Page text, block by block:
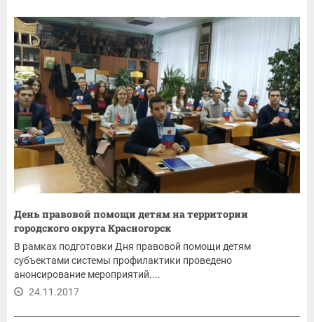
День правовой помощи детям на территории
городского округа Красногорск
В рамках подготовки Дня правовой помощи детям
субъектами системы профилактики проведено
анонсирование мероприятий....
24.11.2017